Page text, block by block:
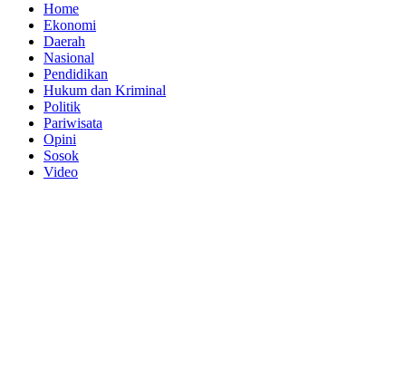
Home
Ekonomi
Daerah
Nasional
Pendidikan
Hukum dan Kriminal
Politik
Pariwisata
Opini
Sosok
Video